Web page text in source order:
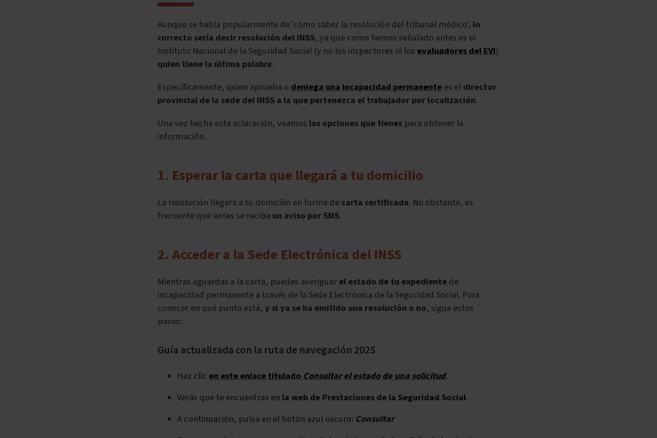
Aunque se habla popularmente de 'cómo saber la resolución del tribunal médico', lo
correcto sería decir resolución del INSS, ya que como hemos señalado antes es el
Instituto Nacional de la Seguridad Social (y no los inspectores ni los evaluadores del EVI)
quien tiene la última palabra.
Específicamente, quien aprueba o deniega una incapacidad permanentees el director
provincial de la sede del INSS a la que pertenezca el trabajador por localización.
Una vez hecha esta aclaración, veamos las opciones que tienes para obtener la
información.
1. Esperar la carta que llegará a tu domicilio
La resolución llegará a tu domicilio en forma decarta certificada. No obstante, es
frecuente que antes se reciba un aviso por SMS.
2. Acceder a la Sede Electrónica del INSS
Mientras aguardas a la carta, puedes averiguarel estado de tu expedientede
incapacidad permanente a través de la Sede Electrónica de la Seguridad Social. Para
conocer en qué punto está,y si ya se ha emitido una resolución o no, sigue estos
pasos:
Guía actualizada con la ruta de navegación 2025
Haz clic en este enlace titulado Consultar el estado de una solicitud.
Verás que te encuentras en la web de Prestaciones de la Seguridad Social.
A continuación, pulsa en el botón azul oscuro: Consultar